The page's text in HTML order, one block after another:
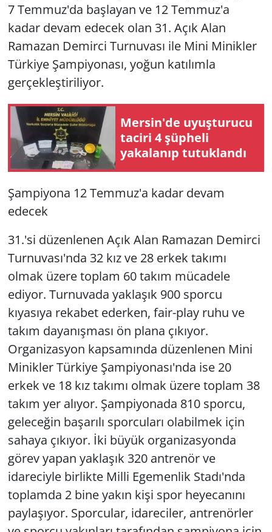
7 Temmuz'da başlayan ve 12 Temmuz'a
kadar devam edecek olan 31. Açık Alan
Ramazan Demirci Turnuvası ile Mini Minikler
Türkiye Şampiyonası, yoğun katılımla
gerçekleştiriliyor.
Mersin'de uyuşturucu
taciri 4 şüpheli
yakalanıp tutuklandı
Şampiyona 12 Temmuz'a kadar devam
edecek
31.'si düzenlenen Açık Alan Ramazan Demirci
Turnuvası'nda 32 kız ve 28 erkek takımı
olmak üzere toplam 60 takım mücadele
ediyor. Turnuvada yaklaşık 900 sporcu
kıyasıya rekabet ederken, fair-play ruhu ve
takım dayanışması ön plana çıkıyor.
Organizasyon kapsamında düzenlenen Mini
Minikler Türkiye Şampiyonası'nda ise 20
erkek ve 18 kız takımı olmak üzere toplam 38
takım yer alıyor. Şampiyonada 810 sporcu,
geleceğin başarılı sporcuları olabilmek için
sahaya çıkıyor. İki büyük organizasyonda
görev yapan yaklaşık 320 antrenör ve
idareciyle birlikte Milli Egemenlik Stadı'nda
toplamda 2 bine yakın kişi spor heyecanını
paylaşıyor. Sporcular, idareciler, antrenörler